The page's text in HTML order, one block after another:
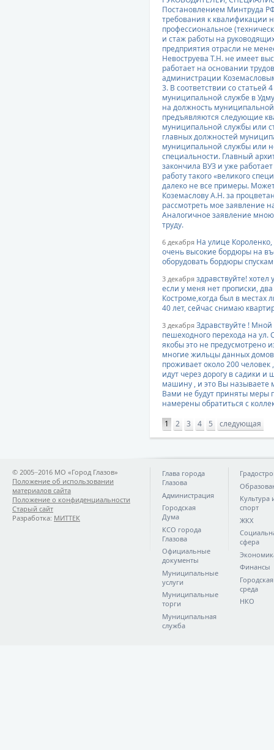
Постановлением Минтруда РФ
требования к квалификации
профессиональное
и стаж работы на
предприятия отрасли не
Невоструева Т.Н. не имеет
работает на основании
администрации
3. В соответствии со статьей
муниципальной службе в
на должность
предъявляются следующие
муниципальной службы или
главных должностей
муниципальной службы или
специальности. Главный
закончила ВУЗ и уже
работу такого «великого
далеко не все примеры.
Коземаслову А.Н. за
рассмотреть мое заявление
Аналогичное заявление
труду.
6 декабря На улице
очень высокие бордюры на
оборудовать бордюры
3 декабря здравствуйте! хотел
если у меня нет прописки,
Костроме,когда был в
40 лет, сейчас снимаю
3 декабря Здравствуйте !
пешеходного перехода на ул.
якобы это не предусмотрено
многие жильцы данных
проживает около 200 человек
идут через дорогу в садики и
машину , и это Вы называете
Вами не будут приняты меры
намерены обратиться с
1
2 3 4 5 следующая
© 2005−2016 МО «Город Глазов»
Положение об использовании
материалов сайта
Положение о конфиденциальности
Старый сайт
Разработка: МИТТЕК
Глава города
Глазова
Администрация
Городская
Дума
КСО города
Глазова
Официальные
документы
Муниципальные
услуги
Муниципальные
торги
Муниципальная
служба
Культура
спорт
ЖКХ
сфера
Финансы
Городская
среда
НКО